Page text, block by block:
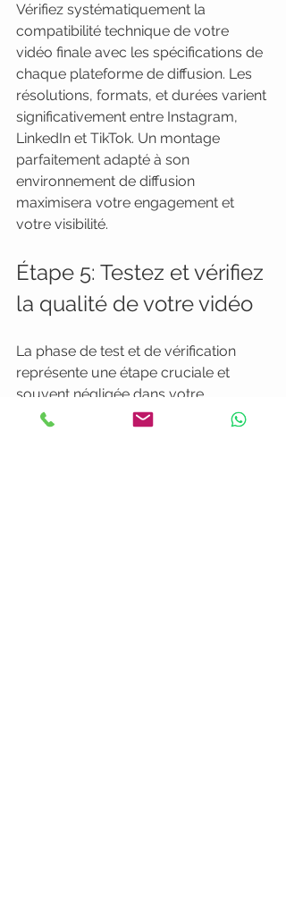
Vérifiez systématiquement la
compatibilité technique de votre
vidéo finale avec les spécifications de
chaque plateforme de diffusion. Les
résolutions, formats, et durées varient
significativement entre Instagram,
LinkedIn et TikTok. Un montage
parfaitement adapté à son
environnement de diffusion
maximisera votre engagement et
votre visibilité.
Étape 5: Testez et vérifiez
la qualité de votre vidéo
La phase de test et de vérification
représente une étape cruciale et
souvent négligée dans votre
workflow vidéo pour réseaux